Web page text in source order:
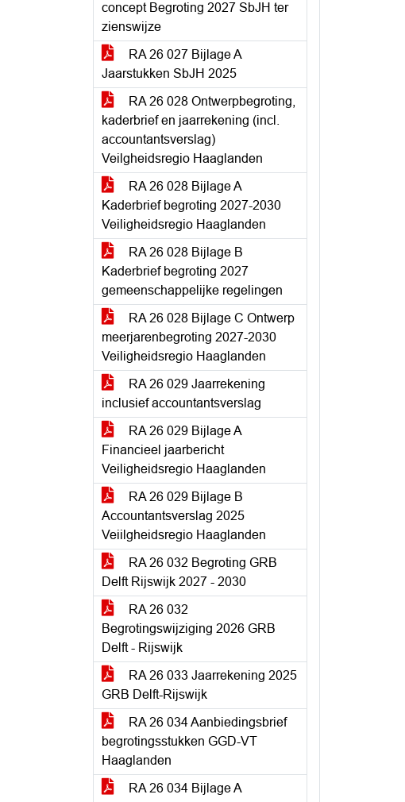
concept Begroting 2027 SbJH ter
zienswijze
RA 26 027 Bijlage A
Jaarstukken SbJH 2025
RA 26 028 Ontwerpbegroting,
kaderbrief en jaarrekening (incl.
accountantsverslag)
Veilgheidsregio Haaglanden
RA 26 028 Bijlage A
Kaderbrief begroting 2027-2030
Veiligheidsregio Haaglanden
RA 26 028 Bijlage B
Kaderbrief begroting 2027
gemeenschappelijke regelingen
RA 26 028 Bijlage C Ontwerp
meerjarenbegroting 2027-2030
Veiligheidsregio Haaglanden
RA 26 029 Jaarrekening
inclusief accountantsverslag
RA 26 029 Bijlage A
Financieel jaarbericht
Veiligheidsregio Haaglanden
RA 26 029 Bijlage B
Accountantsverslag 2025
Veiilgheidsregio Haaglanden
RA 26 032 Begroting GRB
Delft Rijswijk 2027 - 2030
RA 26 032
Begrotingswijziging 2026 GRB
Delft - Rijswijk
RA 26 033 Jaarrekening 2025
GRB Delft-Rijswijk
RA 26 034 Aanbiedingsbrief
begrotingsstukken GGD-VT
Haaglanden
RA 26 034 Bijlage A